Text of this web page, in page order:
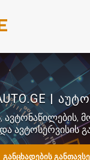
|
ავტოსერვისის
ᲒᲐᲜᲪᲮᲐᲓᲔᲑᲘᲡ